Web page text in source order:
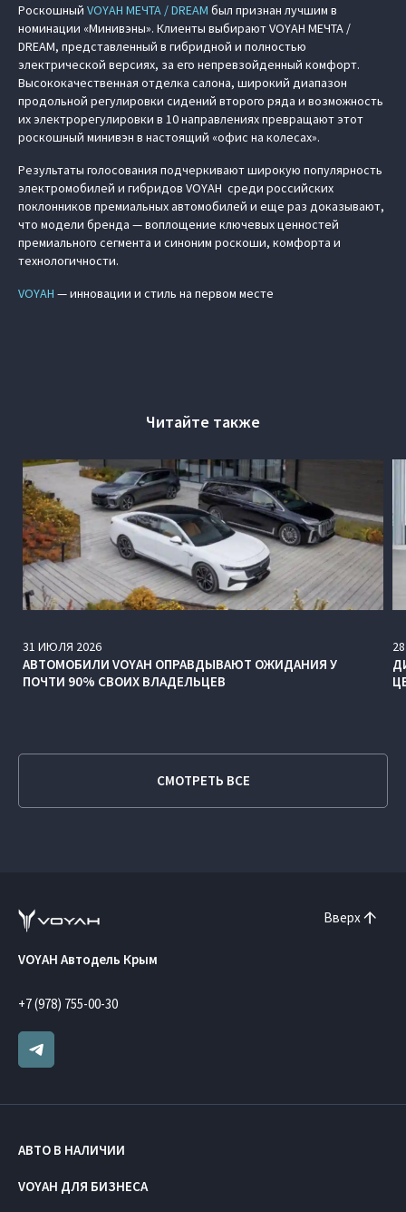
Роскошный VOYAH МЕЧТА / DREAM был признан лучшим в
номинации «Минивэны». Клиенты выбирают VOYAH МЕЧТА /
DREAM, представленный в гибридной и полностью
электрической версиях, за его непревзойденный комфорт.
Высококачественная отделка салона, широкий диапазон
продольной регулировки сидений второго ряда и возможность
их электрорегулировки в 10 направлениях превращают этот
роскошный минивэн в настоящий «офис на колесах».
Результаты голосования подчеркивают широкую популярность
электромобилей и гибридов VOYAH среди российских
поклонников премиальных автомобилей и еще раз доказывают,
что модели бренда — воплощение ключевых ценностей
премиального сегмента и синоним роскоши, комфорта и
технологичности.
VOYAH — инновации и стиль на первом месте
Читайте также
31 ИЮЛЯ 2026
АВТОМОБИЛИ VOYAH ОПРАВДЫВАЮТ ОЖИДАНИЯ У
ПОЧТИ 90% СВОИХ ВЛАДЕЛЬЦЕВ
28
СМОТРЕТЬ ВСЕ
Вверх
VOYAH Автодель Крым
+7 (978) 755-00-30
АВТО В НАЛИЧИИ
VOYAH ДЛЯ БИЗНЕСА